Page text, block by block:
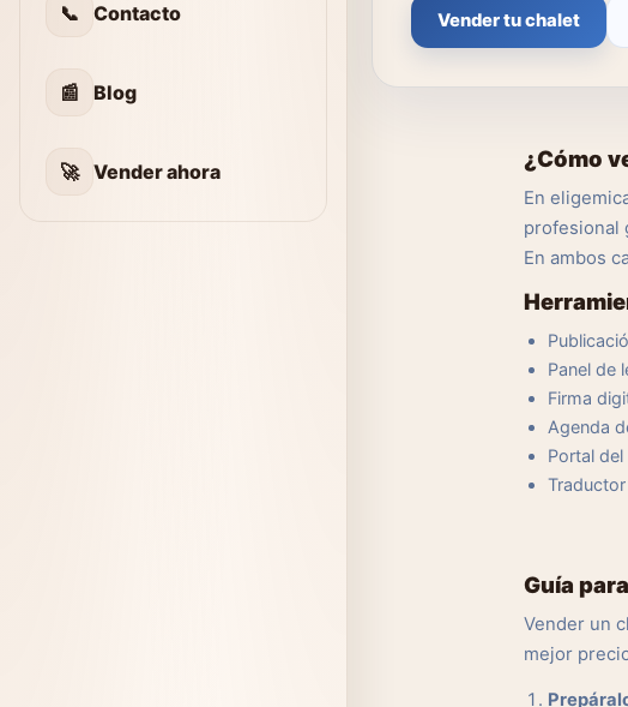
📞 Contacto
📰 Blog
🚀 Vender ahora
Vender tu chalet
¿Cómo
En
profesional
En ambos
Panel de
Firma
Agenda
Portal
Guía
Vender un
mejor